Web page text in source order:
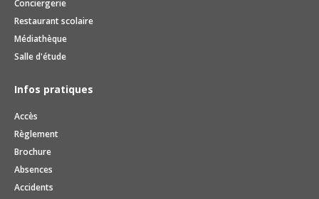
Conciergerie
Restaurant scolaire
Médiathèque
Salle d'étude
Infos pratiques
Accès
Règlement
Brochure
Absences
Accidents